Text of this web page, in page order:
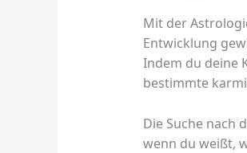
Mit der
Entwicklung
Indem du deine
bestimmte
Die Suche nach
wenn du weißt,